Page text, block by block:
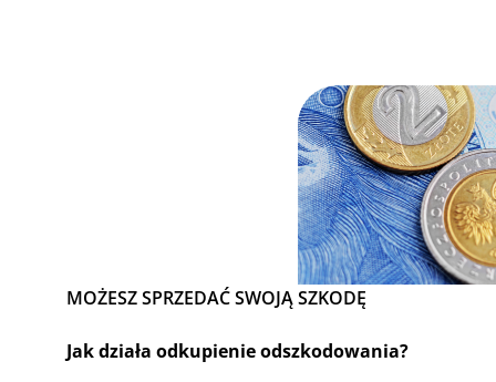
MOŻESZ SPRZEDAĆ SWOJĄ SZKODĘ
Jak działa odkupienie odszkodowania?